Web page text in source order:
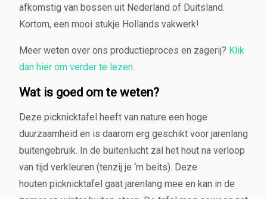
m
a
n
a
l
afkomstig van bossen uit Nederland of Duitsland.
Kortom, een mooi stukje Hollands vakwerk!
Meer weten over ons productieproces en zagerij? Klik
dan hier om verder te lezen.
Wat is goed om te weten?
Deze picknicktafel heeft van nature een hoge
duurzaamheid en is daarom erg geschikt voor jarenlang
buitengebruik. In de buitenlucht zal het hout na verloop
van tijd verkleuren (tenzij je ‘m beits). Deze
houten picknicktafel gaat jarenlang mee en kan in de